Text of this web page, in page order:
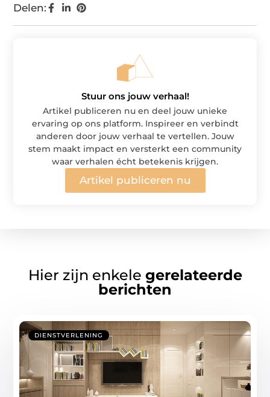
Delen:
Stuur ons jouw verhaal!
Artikel publiceren nu en deel jouw unieke
ervaring op ons platform. Inspireer en verbindt
anderen door jouw verhaal te vertellen. Jouw
stem maakt impact en versterkt een community
waar verhalen écht betekenis krijgen.
Artikel publiceren nu
Hier zijn enkele gerelateerde
berichten
DIENSTVERLENING